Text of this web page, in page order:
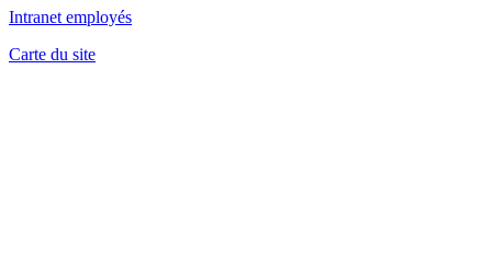
Intranet employés
Carte du site